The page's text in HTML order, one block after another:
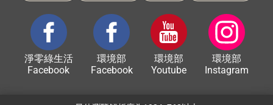
淨零綠生活
Facebook
環境部
Facebook
環境部
Youtube
環境部
Instagram